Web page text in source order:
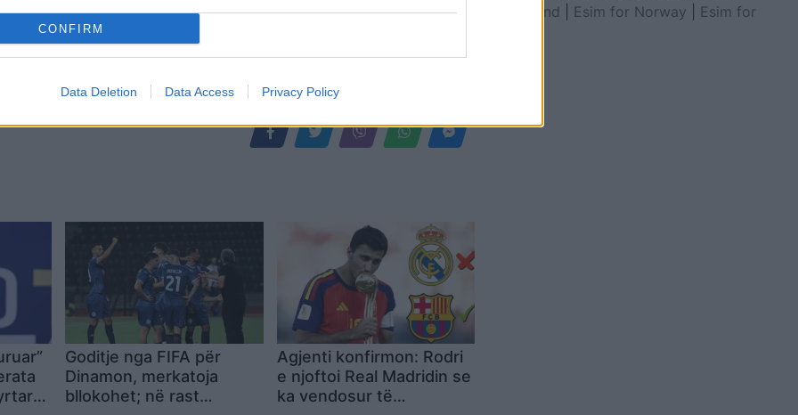
CONFIRM
Data Deletion Data Access Privacy Policy
Goditje nga FIFA për
Dinamon, merkatoja
bllokohet; në rast
Agjenti konfirmon: Rodri
e njoftoi Real Madridin se
ka vendosur të
for Finland
Esim for Norway
Esim for